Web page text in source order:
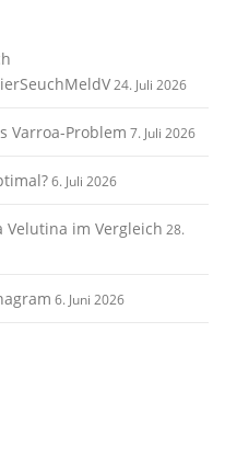
24. Juli 2026
Varroa-Problem 7. Juli 2026
6. Juli 2026
Velutina im Vergleich 28.
6. Juni 2026